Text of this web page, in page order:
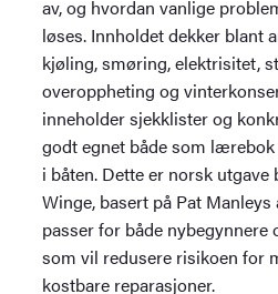
av, og hvordan vanlige
løses. Innholdet dekker blant
kjøling, smøring, elektrisitet,
overoppheting og
inneholder sjekklister og
godt egnet både som
i båten. Dette er norsk utgave
Winge, basert på Pat
passer for både nybegynnere
som vil redusere risikoen for
kostbare reparasjoner.